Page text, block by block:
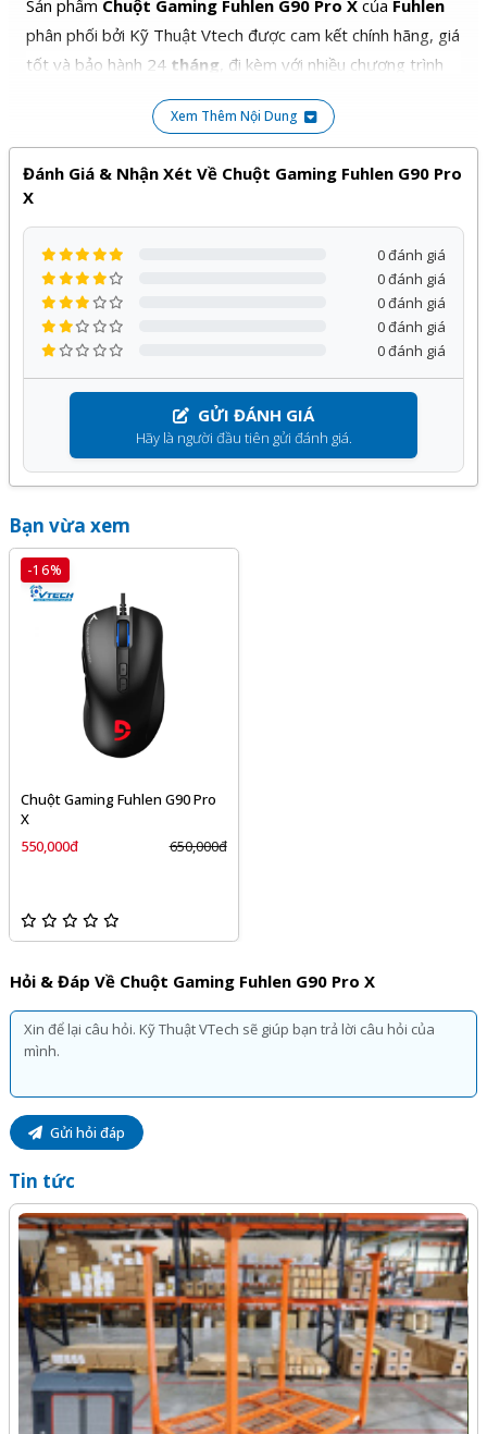
Sản phẩm Chuột Gaming Fuhlen G90 Pro X của Fuhlen
phân phối bởi Kỹ Thuật Vtech được cam kết chính hãng, giá
tốt và bảo hành 24 tháng , đi kèm với nhiều chương trình
Quý khách hàng hoàn toàn yên tâm khi lựa chọn sử dụng
sản phẩm, dịch vụ tại Kỹ Thuật Vtech.
Xem Thêm Nội Dung
Đánh Giá & Nhận Xét Về Chuột Gaming Fuhlen G90 Pro
X
GỬI ĐÁNH GIÁ
Hãy là người đầu tiên gửi đánh giá.
0 đánh giá
0 đánh giá
0 đánh giá
0 đánh giá
0 đánh giá
Bạn vừa xem
-16%
Chuột Gaming Fuhlen G90 Pro
X
550,000đ
650,000đ
Hỏi & Đáp Về Chuột Gaming Fuhlen G90 Pro X
Gửi hỏi đáp
Tin tức